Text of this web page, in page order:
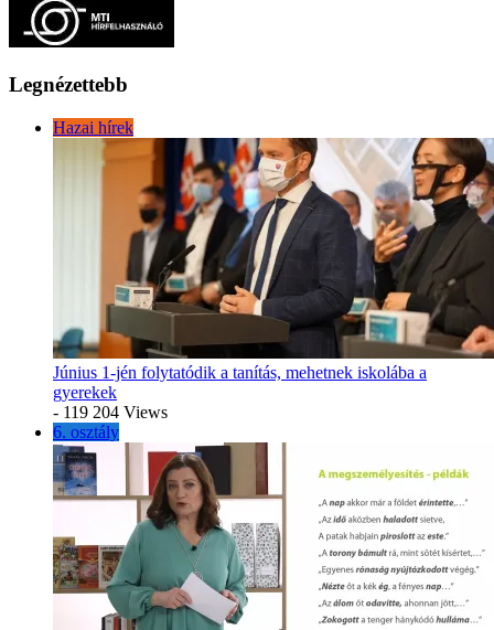
Legnézettebb
Hazai hírek
Június 1-jén folytatódik a tanítás, mehetnek iskolába a
gyerekek
- 119 204 Views
6. osztály